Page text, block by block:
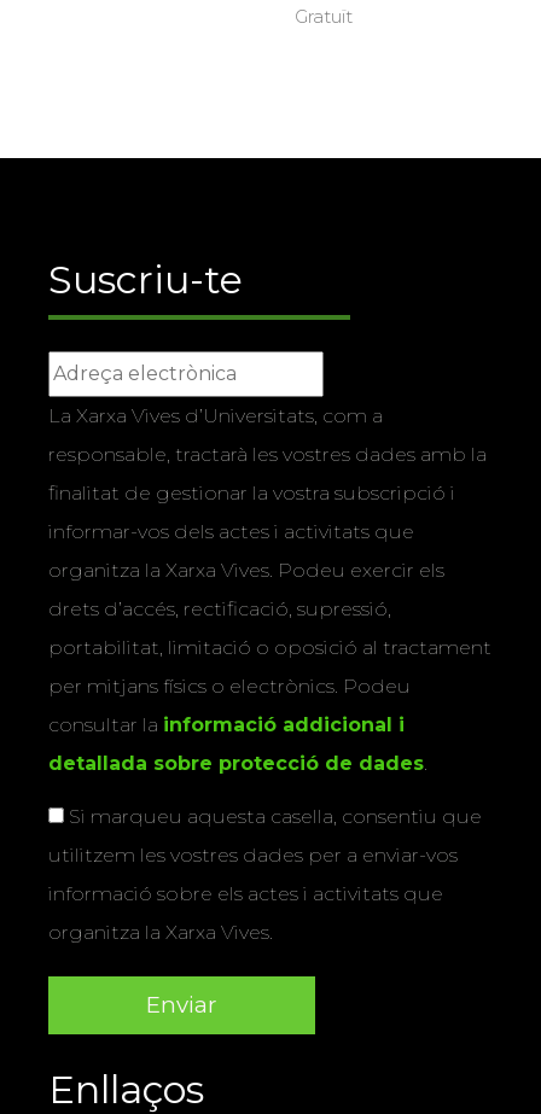
Gratuït
Suscriu-te
La Xarxa Vives d’Universitats, com a
responsable, tractarà les vostres dades amb la
finalitat de gestionar la vostra subscripció i
informar-vos dels actes i activitats que
organitza la Xarxa Vives. Podeu exercir els
drets d’accés, rectificació, supressió,
portabilitat, limitació o oposició al tractament
per mitjans físics o electrònics. Podeu
consultar la informació addicional i
detallada sobre protecció de dades
Si marqueu aquesta casella, consentiu que
utilitzem les vostres dades per a enviar-vos
informació sobre els actes i activitats que
organitza la Xarxa Vives.
Enllaços